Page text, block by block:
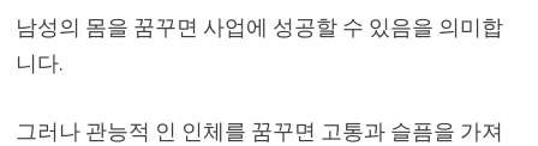
남성의 몸을 꿈꾸면 사업에 성공할 수 있음을 의미합
니다.
그러나 관능적 인 인체를 꿈꾸면 고통과 슬픔을 가져